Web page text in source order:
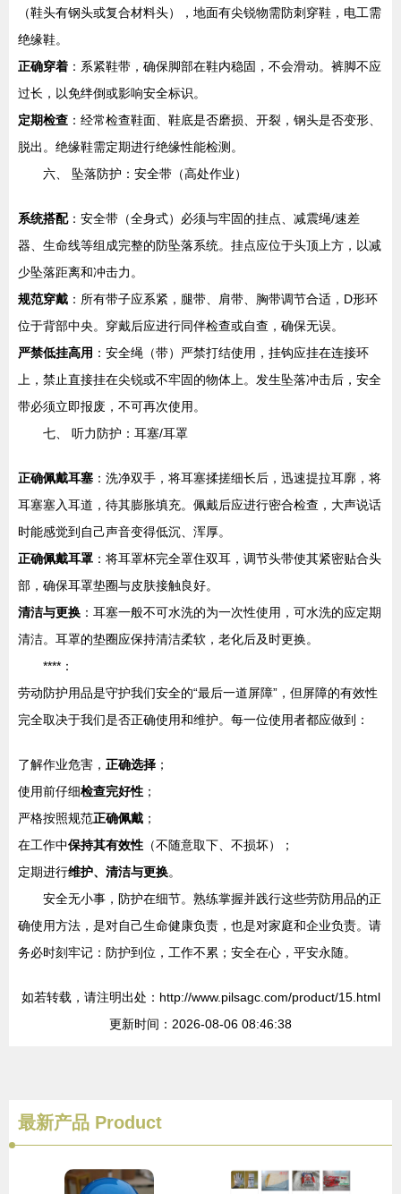
（鞋头有钢头或复合材料头），地面有尖锐物需防刺穿鞋，电工需
绝缘鞋。
正确穿着 ：系紧鞋带，确保脚部在鞋内稳固，不会滑动。裤脚不应
过长，以免绊倒或影响安全标识。
定期检查 ：经常检查鞋面、鞋底是否磨损、开裂，钢头是否变形、
脱出。绝缘鞋需定期进行绝缘性能检测。
六、 坠落防护：安全带（高处作业）
系统搭配：安全带（全身式）必须与牢固的挂点、减震绳/速差
器、生命线等组成完整的防坠落系统。挂点应位于头顶上方，以减
少坠落距离和冲击力。
规范穿戴 ：所有带子应系紧，腿带、肩带、胸带调节合适，D形环
位于背部中央。穿戴后应进行同伴检查或自查，确保无误。
严禁低挂高用 ：安全绳（带）严禁打结使用，挂钩应挂在连接环
上，禁止直接挂在尖锐或不牢固的物体上。发生坠落冲击后，安全
带必须立即报废，不可再次使用。
七、 听力防护：耳塞/耳罩
正确佩戴耳塞 ：洗净双手，将耳塞揉搓细长后，迅速提拉耳廓，将
耳塞塞入耳道，待其膨胀填充。佩戴后应进行密合检查，大声说话
时能感觉到自己声音变得低沉、浑厚。
正确佩戴耳罩 ：将耳罩杯完全罩住双耳，调节头带使其紧密贴合头
部，确保耳罩垫圈与皮肤接触良好。
清洁与更换 ：耳塞一般不可水洗的为一次性使用，可水洗的应定期
清洁。耳罩的垫圈应保持清洁柔软，老化后及时更换。
****：
劳动防护用品是守护我们安全的“最后一道屏障”，但屏障的有效性
完全取决于我们是否正确使用和维护。每一位使用者都应做到：
了解作业危害， 正确选择 ；
使用前仔细检查完好性 ；
严格按照规范正确佩戴 ；
在工作中保持其有效性 （不随意取下、不损坏）；
定期进行维护、清洁与更换。
安全无小事，防护在细节。熟练掌握并践行这些劳防用品的正
确使用方法，是对自己生命健康负责，也是对家庭和企业负责。请
务必时刻牢记：防护到位，工作不累；安全在心，平安永随。
如若转载，请注明出处：http://www.pilsagc.com/product/15.html
更新时间：2026-08-06 08:46:38
最新产品 Product